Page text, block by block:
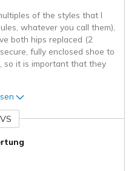
of the styles that I
whatever you call them),
both hips replaced (2
fully enclosed shoe to
so it is important that they
VS